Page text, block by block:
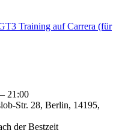
Training auf Carrera (für
21:00
Str. 28, Berlin, 14195,
der Bestzeit